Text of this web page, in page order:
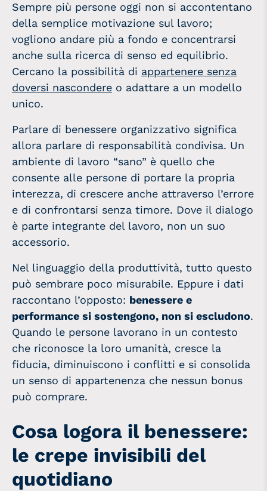
Sempre più persone oggi non si accontentano
della semplice motivazione sul lavoro;
vogliono andare più a fondo e concentrarsi
anche sulla ricerca di senso ed equilibrio.
Cercano la possibilità di appartenere senza
doversi nascondere o adattare a un modello
unico.
Parlare di benessere organizzativo significa
allora parlare di responsabilità condivisa. Un
ambiente di lavoro “sano” è quello che
consente alle persone di portare la propria
interezza, di crescere anche attraverso l’errore
e di confrontarsi senza timore. Dove il dialogo
è parte integrante del lavoro, non un suo
accessorio.
Nel linguaggio della produttività, tutto questo
può sembrare poco misurabile. Eppure i dati
raccontano l’opposto: benessere e
performance si sostengono, non si escludono.
Quando le persone lavorano in un contesto
che riconosce la loro umanità, cresce la
fiducia, diminuiscono i conflitti e si consolida
un senso di appartenenza che nessun bonus
può comprare.
Cosa logora il benessere:
le crepe invisibili del
quotidiano